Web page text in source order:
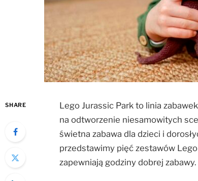
SHARE
Lego Jurassic Park to linia
na odtworzenie niesamowitych
świetna zabawa dla dzieci i
przedstawimy pięć zestawów
zapewniają godziny dobrej zabawy.